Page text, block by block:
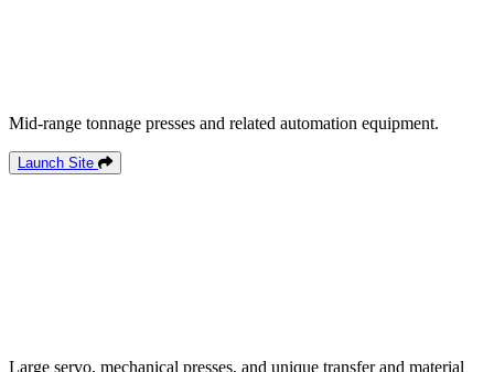
Mid-range tonnage presses and related automation equipment.
Launch Site
Large servo, mechanical presses, and unique transfer and material